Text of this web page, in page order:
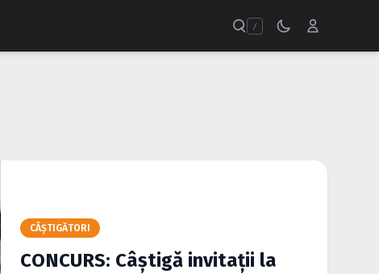
/
CÂŞTIGĂTORI
CONCURS: Câştigă invitaţii la